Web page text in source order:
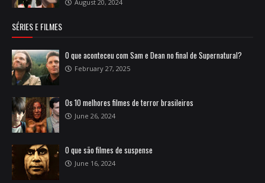
August 20, 2024
SÉRIES E FILMES
O que aconteceu com Sam e Dean no final de Supernatural?
February 27, 2025
Os 10 melhores filmes de terror brasileiros
June 26, 2024
O que são filmes de suspense
June 16, 2024